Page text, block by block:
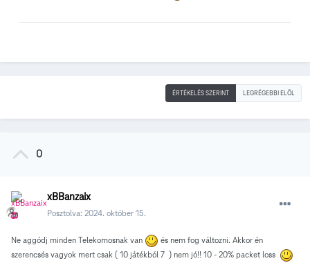
ÉRTÉKELÉS SZERINT LEGRÉGEBBI ELÖL
0
xBBanzaix
Posztolva: 2024. október 15.
Ne aggódj minden Telekomosnak van
és nem fog változni. Akkor én
szerencsés vagyok mert csak ( 10 játékból 7 ) nem jó!! 10 - 20% packet loss